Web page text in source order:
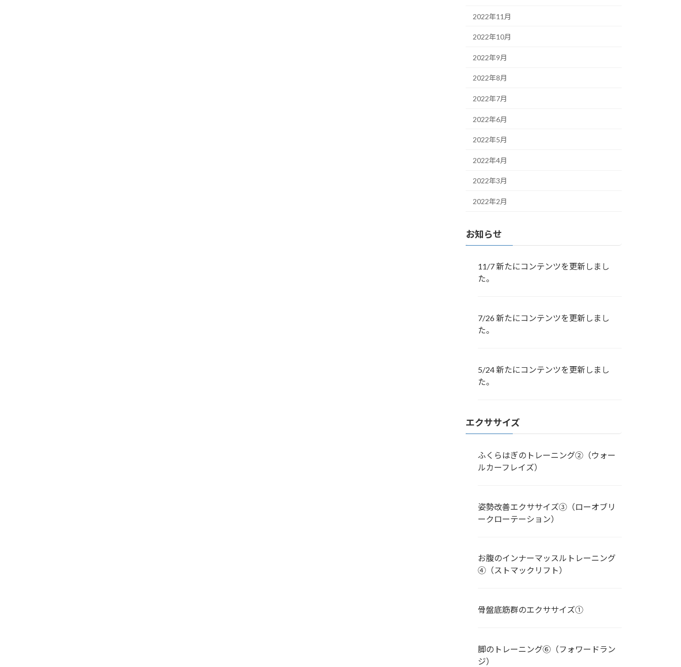
2022年11月
2022年10月
2022年9月
2022年8月
2022年7月
2022年6月
2022年5月
2022年4月
2022年3月
2022年2月
お知らせ
11/7 新たにコンテンツを更新しまし
た。
7/26 新たにコンテンツを更新しまし
た。
5/24 新たにコンテンツを更新しまし
た。
エクササイズ
ふくらはぎのトレーニング②（ウォー
ルカーフレイズ）
姿勢改善エクササイズ③（ローオブリ
ークローテーション）
お腹のインナーマッスルトレーニング
④（ストマックリフト）
骨盤底筋群のエクササイズ➀
脚のトレーニング⑥（フォワードラン
ジ）